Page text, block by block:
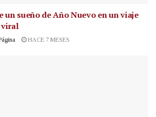
un sueño de Año Nuevo en un viaje
viral
HACE 7 MESES